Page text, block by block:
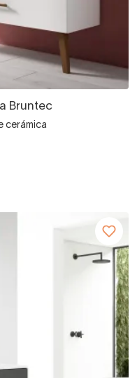
Bruntec
cerámica